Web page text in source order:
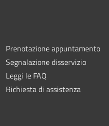
Prenotazione appuntamento
Segnalazione disservizio
Leggi le FAQ
Richiesta di assistenza